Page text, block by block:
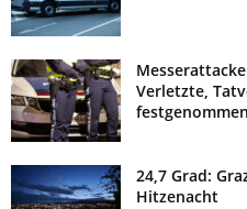
Verletzte,
festgenommen
24,7 Grad:
Hitzenacht